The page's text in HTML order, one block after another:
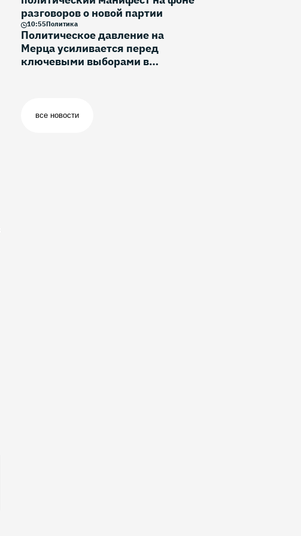
разговоров о новой партии
10:55Политика
Политическое давление на
Мерца усиливается перед
ключевыми выборами в
все новости